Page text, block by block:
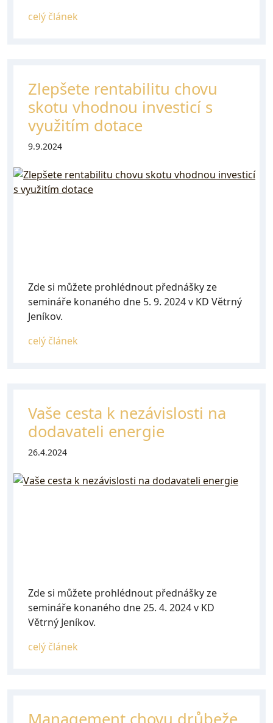
celý článek
Zlepšete rentabilitu chovu
skotu vhodnou investicí s
využitím dotace
9.9.2024
Zde si můžete prohlédnout přednášky ze
semináře konaného dne 5. 9. 2024 v KD Větrný
Jeníkov.
celý článek
Vaše cesta k nezávislosti na
dodavateli energie
26.4.2024
Zde si můžete prohlédnout přednášky ze
semináře konaného dne 25. 4. 2024 v KD
Větrný Jeníkov.
celý článek